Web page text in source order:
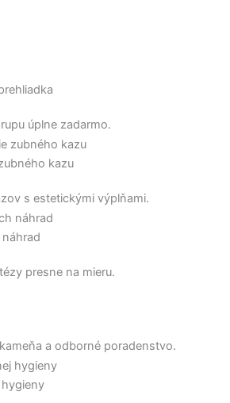
úplne zadarmo.
kazu
s estetickými výplňami.
presne na mieru.
a odborné poradenstvo.